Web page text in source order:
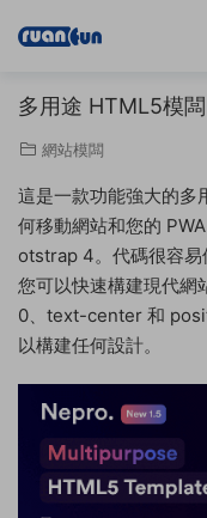
多用途 HTML5模闆
網站模闆
這是一款功能強大的多
何移動網站和您的
otstrap 4。代碼很容易
您可以快速構建現代
0、text-center 和
以構建任何設計。